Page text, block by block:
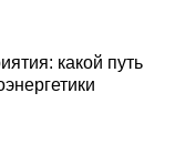
какой путь